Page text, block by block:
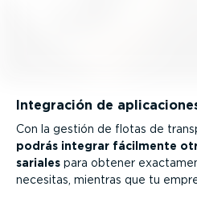
Integración de
Con la gestión de flotas de
podrás integrar fácilmente
sa­riales para obtener
necesitas, mientras que tu